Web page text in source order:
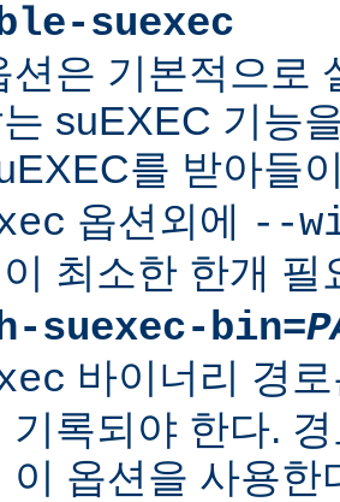
suexec
션은 기본적으로
suEXEC 기능
를 받아들
옵션외에
--
최소한 한개 필
suexec-bin=
바이너리 경
기록되야 한다.
이 옵션을 사용